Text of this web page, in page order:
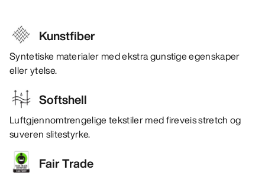
Kunstfiber
Syntetiske materialer med ekstra gunstige egenskaper
eller ytelse.
Softshell
Luftgjennomtrengelige tekstiler med fireveis stretch og
suveren slitestyrke.
Fair Trade